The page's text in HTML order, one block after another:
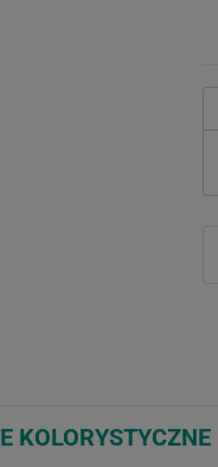
KOLORYSTYCZNE